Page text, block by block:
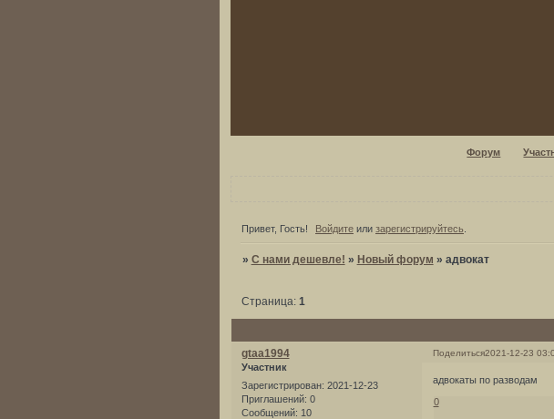
Форум
Привет, Гость! Войдите или зарегистрируйтесь
» С нами дешевле! » Новый форум » адвокат
Страница: 1
Поделиться2021-12-23
gtaa1994
Участник
Зарегистрирован: 2021-12-23
Приглашений: 0
Сообщений: 10
адвокаты по разводам
0